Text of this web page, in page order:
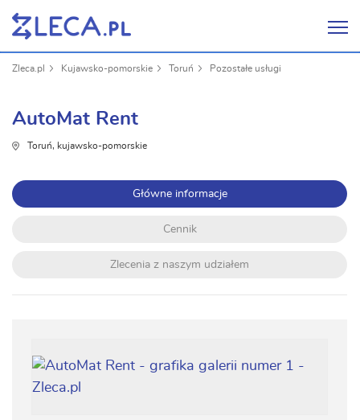
Zleca.pl Kujawsko-pomorskie Toruń Pozostałe usługi
AutoMat Rent
Toruń, kujawsko-pomorskie
Główne informacje
Cennik
Zlecenia z naszym udziałem